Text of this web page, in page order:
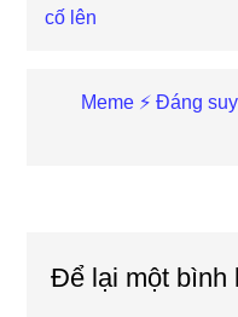
Post:
cố lên
Next
Meme ⚡ Đáng
Để lại một bình